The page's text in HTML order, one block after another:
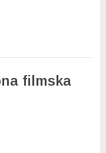
filmska